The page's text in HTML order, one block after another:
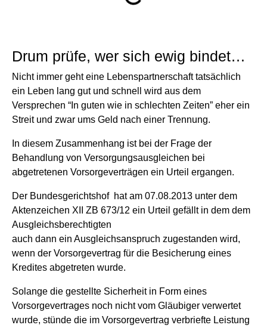
Drum prüfe, wer sich ewig bindet…
Nicht immer geht eine Lebenspartnerschaft tatsächlich
ein Leben lang gut und schnell wird aus dem
Versprechen “In guten wie in schlechten Zeiten” eher ein
Streit und zwar ums Geld nach einer Trennung.
In diesem Zusammenhang ist bei der Frage der
Behandlung von Versorgungsausgleichen bei
abgetretenen Vorsorgeverträgen ein Urteil ergangen.
Der Bundesgerichtshof hat am 07.08.2013 unter dem
Aktenzeichen XII ZB 673/12 ein Urteil gefällt in dem dem
Ausgleichsberechtigten
auch dann ein Ausgleichsanspruch zugestanden wird,
wenn der Vorsorgevertrag für die Besicherung eines
Kredites abgetreten wurde.
Solange die gestellte Sicherheit in Form eines
Vorsorgevertrages noch nicht vom Gläubiger verwertet
wurde, stünde die im Vorsorgevertrag verbriefte Leistung